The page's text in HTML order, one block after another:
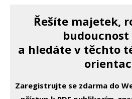
Řešíte majetek,
a hledáte v těchto
Zaregistrujte se zdarma do